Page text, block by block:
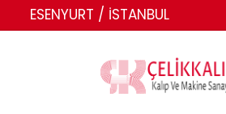
ESENYURT / İSTANBUL